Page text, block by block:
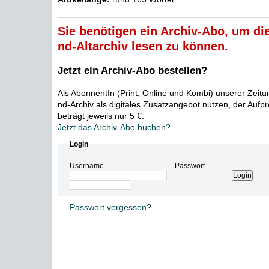
Sie benötigen ein Archiv-Abo, um
nd-Altarchiv lesen zu können.
Jetzt ein Archiv-Abo bestellen?
Als AbonnentIn (Print, Online und Kombi) unserer
nd-Archiv als digitales Zusatzangebot nutzen, der
beträgt jeweils nur 5 €.
Jetzt das Archiv-Abo buchen?
Login
Username Passwort
Passwort vergessen?